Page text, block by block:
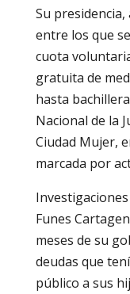
Su
entre los que
cuota
gratuita de
hasta
Nacional de la
Ciudad Mujer,
marcada por
Funes
meses de su
deudas que
público a sus